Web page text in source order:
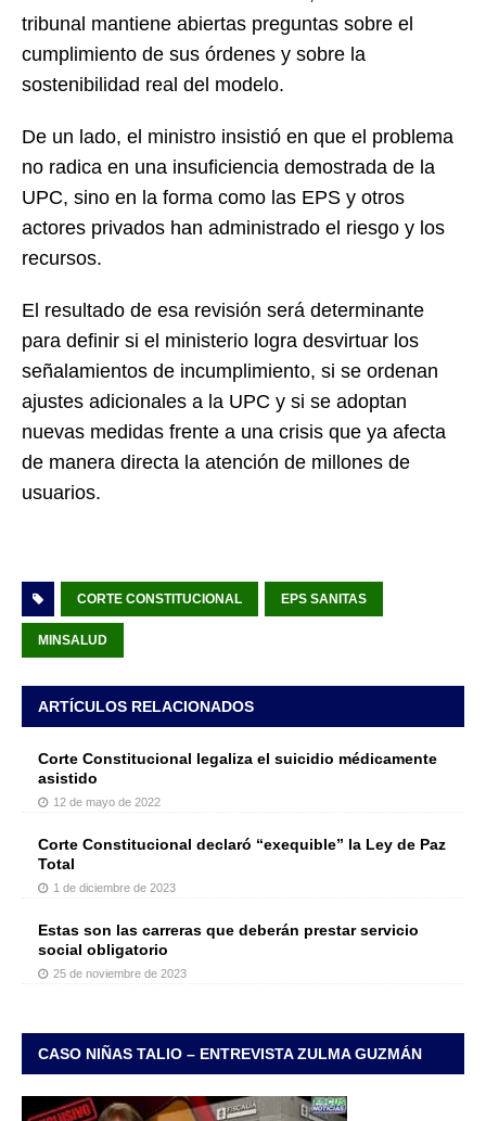
tribunal mantiene abiertas preguntas sobre el
cumplimiento de sus órdenes y sobre la
sostenibilidad real del modelo.
De un lado, el ministro insistió en que el problema
no radica en una insuficiencia demostrada de la
UPC, sino en la forma como las EPS y otros
actores privados han administrado el riesgo y los
recursos.
El resultado de esa revisión será determinante
para definir si el ministerio logra desvirtuar los
señalamientos de incumplimiento, si se ordenan
ajustes adicionales a la UPC y si se adoptan
nuevas medidas frente a una crisis que ya afecta
de manera directa la atención de millones de
usuarios.
CORTE CONSTITUCIONAL EPS SANITAS
MINSALUD
ARTÍCULOS RELACIONADOS
Corte Constitucional legaliza el suicidio médicamente
asistido
12 de mayo de 2022
Corte Constitucional declaró “exequible” la Ley de Paz
Total
1 de diciembre de 2023
Estas son las carreras que deberán prestar servicio
social obligatorio
25 de noviembre de 2023
CASO NIÑAS TALIO – ENTREVISTA ZULMA GUZMÁN